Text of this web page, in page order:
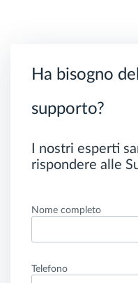
Ha bisogno
supporto?
I nostri esperti
rispondere alle
Nome completo
Telefono